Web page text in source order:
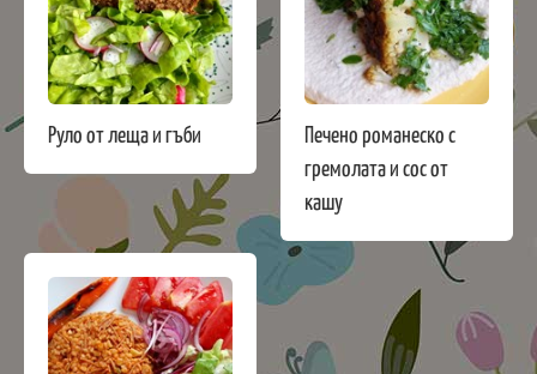
Руло от леща и гъби
Печено романеско с
гремолата и сос от
кашу